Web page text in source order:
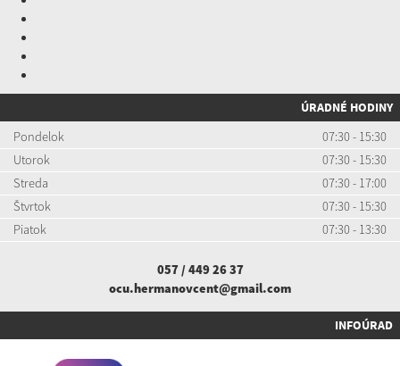
ÚRADNÉ HODINY
Pondelok
07:30 - 15:30
Utorok
07:30 - 15:30
Streda
07:30 - 17:00
Štvrtok
07:30 - 15:30
Piatok
07:30 - 13:30
057 / 449 26 37
ocu.hermanovcent@gmail.com
INFOÚRAD